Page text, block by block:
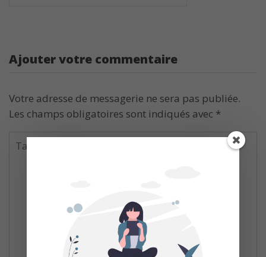
Ajouter votre commentaire
Votre adresse de messagerie ne sera pas publiée.
Les champs obligatoires sont indiqués avec *